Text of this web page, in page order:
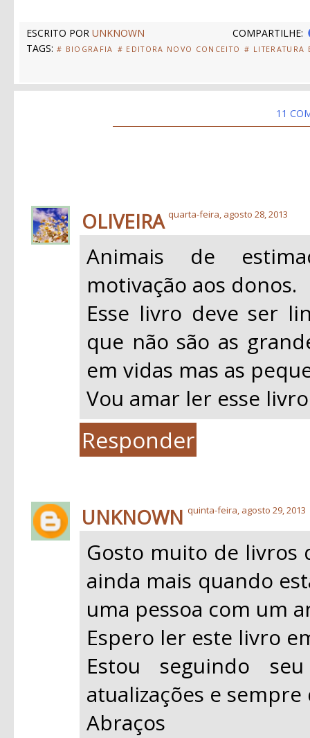
ESCRITO POR UNKNOWN
COMPARTILHE:
TAGS: # BIOGRAFIA # EDITORA NOVO CONCEITO # LITERATURA
11
OLIVEIRA quarta-feira, agosto 28, 2013
Animais de
motivação aos donos.
Esse livro deve ser
que não são as
em vidas mas as
Vou amar ler esse
Responder
UNKNOWN quinta-feira, agosto 29, 2013
Gosto muito de livros
ainda mais quando
uma pessoa com um
Espero ler este livro
Estou seguindo
atualizações e
Abraços